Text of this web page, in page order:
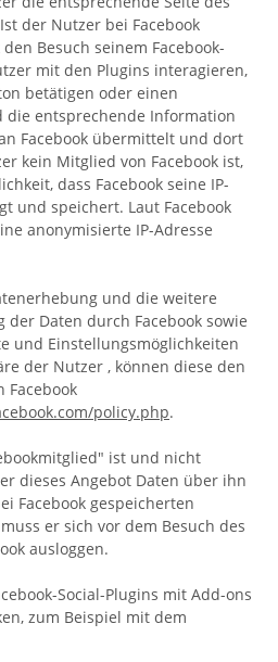
der Nutzer bei Facebook
Besuch seinem Facebook-
mit den Plugins interagieren,
betätigen oder einen
die entsprechende Information
Facebook übermittelt und dort
kein Mitglied von Facebook ist,
dass Facebook seine IP-
und speichert. Laut Facebook
anonymisierte IP-Adresse
und die weitere
Daten durch Facebook sowie
und Einstellungsmöglichkeiten
der Nutzer , können diese den
Facebook
policy.php.
ist und nicht
dieses Angebot Daten über ihn
Facebook gespeicherten
er sich vor dem Besuch des
ausloggen.
Social-Plugins mit Add-ons
zum Beispiel mit dem